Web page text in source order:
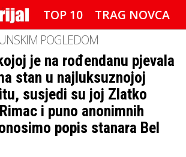
TOP 10
TRAG NOVCA
FOTO SPECIJAL
RADAR
POZNATE FACE
POGLEDOM
je na rođendanu pjevala
stan u najluksuznojoj
susjedi su joj Zlatko
i puno anonimnih
popis stanara Bel